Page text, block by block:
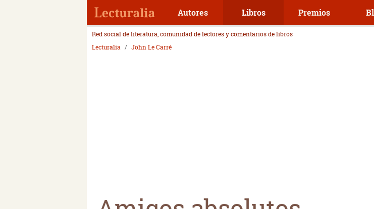
Autores Libros Premios
Red social de literatura, comunidad de lectores y comentarios de libros
Lecturalia
John Le Carré